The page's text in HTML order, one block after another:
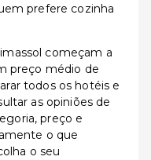
prefere cozinha
começam a
preço médio de
todos os hotéis e
as opiniões de
preço e
o que
o seu